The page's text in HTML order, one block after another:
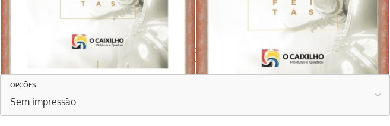
Pretende impressão?
Encomende uma moldura para um trabalho que já possui ou carregue uma fotografia para nós
imprimirmos em papel e entregamos o quadro pronto para si.
OPÇÕES